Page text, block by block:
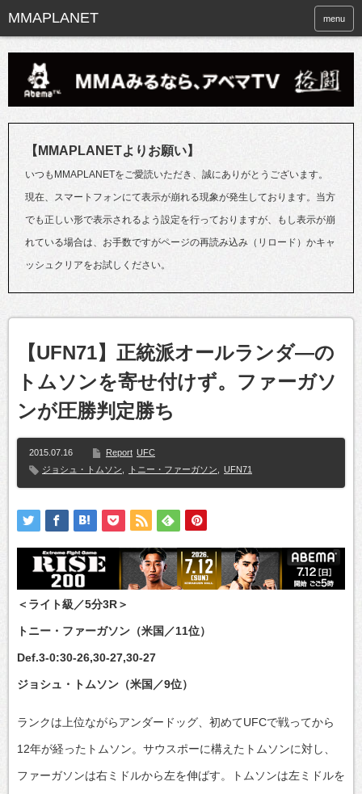
menu
【MMAPLANETよりお願い】
いつもMMAPLANETをご愛読いただき、誠にありがとうございます。
現在、スマートフォンにて表示が崩れる現象が発生しております。当方
でも正しい形で表示されるよう設定を行っておりますが、もし表示が崩
れている場合は、お手数ですがページの再読み込み（リロード）かキャ
ッシュクリアをお試しください。
【UFN71】正統派オールランダ―の
トムソンを寄せ付けず。ファーガソ
ンが圧勝判定勝ち
2015.07.16 Report UFC
ジョシュ・トムソン
トニー・ファーガソン UFN71
＜ライト級／5分3R＞
トニー・ファーガソン（米国／11位）
Def.3-0:30-26,30-27,30-27
ジョシュ・トムソン（米国／9位）
ランクは上位ながらアンダードッグ、初めてUFCで戦ってから
12年が経ったトムソン。サウスポーに構えたトムソンに対し、
ファーガソンは右ミドルから左を伸ばす。トムソンは左ミドルを